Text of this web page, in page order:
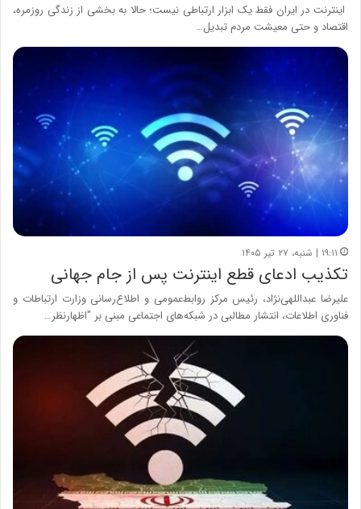
اینترنت در ایران فقط یک ابزار ارتباطی نیست؛ حالا به بخشی از زندگی روزمره،
اقتصاد و حتی معیشت مردم تبدیل…
۱۹:۱۱ | شنبه، ۲۷ تیر ۱۴۰۵
تکذیب ادعای قطع اینترنت پس از جام جهانی
علیرضا عبداللهی‌نژاد، رئیس مرکز روابط‌عمومی و اطلاع‌رسانی وزارت ارتباطات و
فناوری اطلاعات، انتشار مطالبی در شبکه‌های اجتماعی مبنی بر "اظهارنظر…